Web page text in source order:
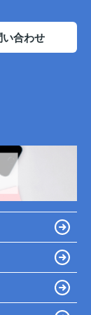
い合わせ